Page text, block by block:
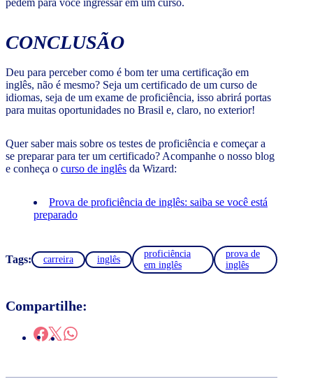
pedem para você ingressar em um curso.
CONCLUSÃO
Deu para perceber como é bom ter uma certificação em
inglês, não é mesmo? Seja um certificado de um curso de
idiomas, seja de um exame de proficiência, isso abrirá portas
para muitas oportunidades no Brasil e, claro, no exterior!
Quer saber mais sobre os testes de proficiência e começar a
se preparar para ter um certificado? Acompanhe o nosso blog
e conheça o curso de inglês da Wizard:
Prova de proficiência de inglês: saiba se você está
preparado
Tags: carreira inglês
proficiência
em inglês
prova de
inglês
Compartilhe: